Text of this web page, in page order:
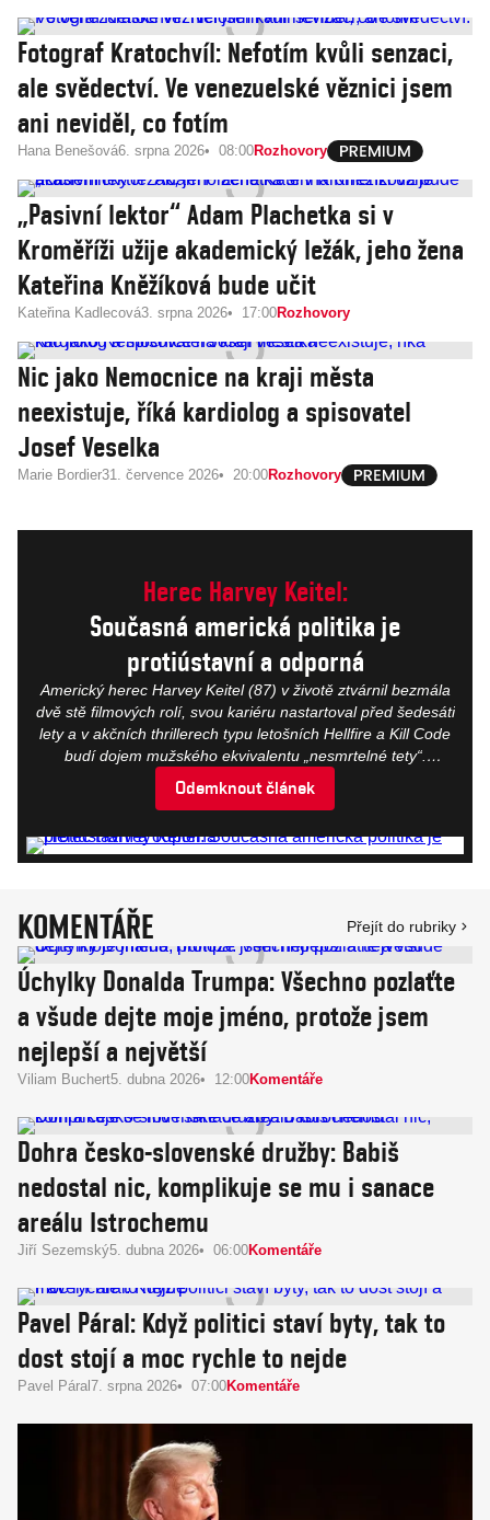
Fotograf Kratochvíl: Nefotím kvůli senzaci,
ale svědectví. Ve venezuelské věznici jsem
ani neviděl, co fotím
Hana Benešová6. srpna 2026 08:00Rozhovory
„Pasivní lektor“ Adam Plachetka si v
Kroměříži užije akademický ležák, jeho žena
Kateřina Kněžíková bude učit
Kateřina Kadlecová3. srpna 2026 17:00Rozhovory
Nic jako Nemocnice na kraji města
neexistuje, říká kardiolog a spisovatel
Josef Veselka
Marie Bordier31. července 2026 20:00Rozhovory
Herec Harvey Keitel:
Současná americká politika je
protiústavní a odporná
Americký herec Harvey Keitel (87) v životě ztvárnil bezmála
dvě stě filmových rolí, svou kariéru nastartoval před šedesáti
lety a v akčních thrillerech typu letošních Hellfire a Kill Code
budí dojem mužského ekvivalentu „nesmrtelné tety“.
Na filmovém festivalu v Karlových Varech se během své
čtyřdenní návštěvy sešel se skupinkou novinářů
odkazoval na Aristotelova slova, vracel se ke svým
legendárním snímkům Špinavé ulice nebo Taxikář a ztotožnil
Odemknout článek
KOMENTÁŘE Přejít do rubriky
Úchylky Donalda Trumpa: Všechno pozlaťte
a všude dejte moje jméno, protože jsem
nejlepší a největší
Viliam Buchert5. dubna 2026 12:00Komentáře
Dohra česko-slovenské družby: Babiš
nedostal nic, komplikuje se mu i sanace
areálu Istrochemu
Jiří Sezemský5. dubna 2026 06:00Komentáře
Pavel Páral: Když politici staví byty, tak to
dost stojí a moc rychle to nejde
Pavel Páral 7. srpna 2026 07:00Komentáře